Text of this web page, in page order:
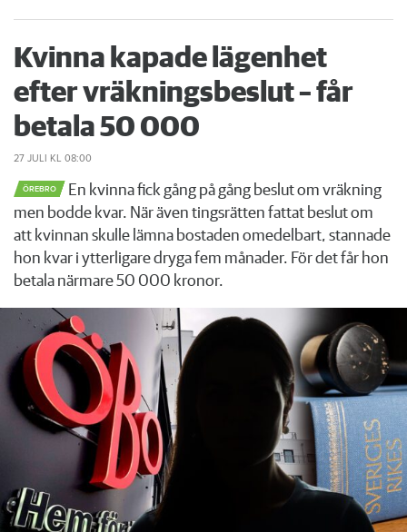
Kvinna kapade lägenhet
efter vräkningsbeslut – får
betala 50 000
27 JULI KL 08:00
ÖREBRO
En kvinna fick gång på gång beslut om vräkning
men bodde kvar. När även tingsrätten fattat beslut om
att kvinnan skulle lämna bostaden omedelbart, stannade
hon kvar i ytterligare dryga fem månader. För det får hon
betala närmare 50 000 kronor.